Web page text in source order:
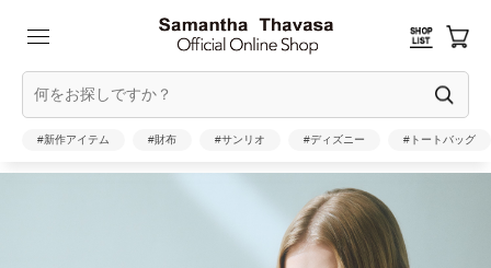
#新作アイテム #財布 #サンリオ #ディズニー #トートバッグ